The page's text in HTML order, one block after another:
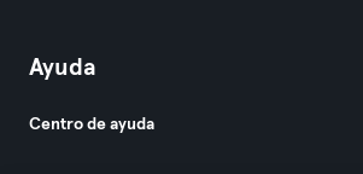
Ayuda
Centro de ayuda